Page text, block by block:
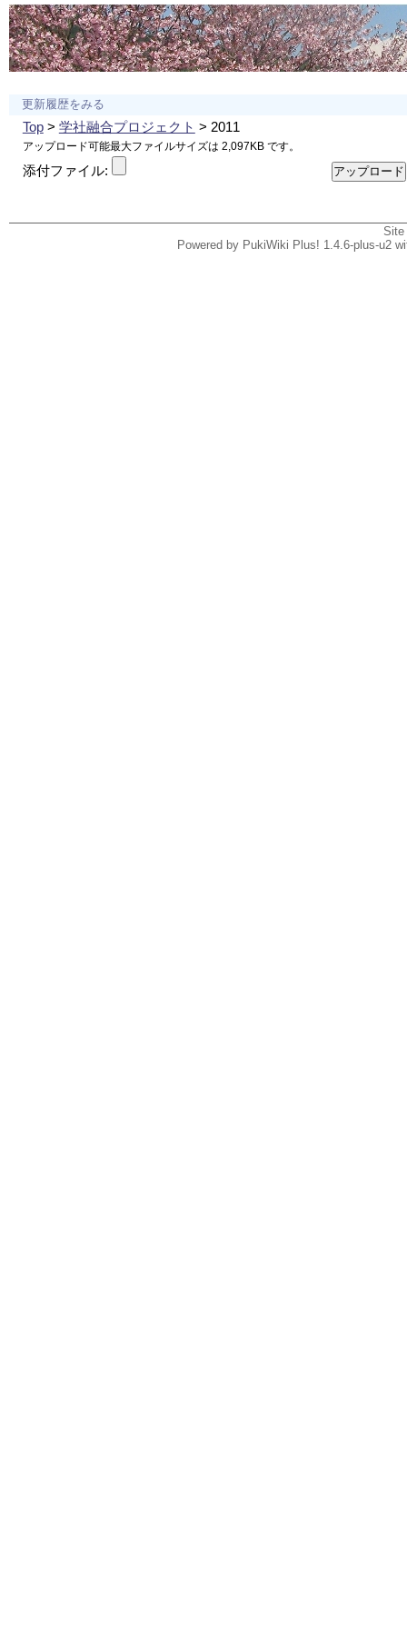
更新履歴をみる
Top> 学社融合プロジェクト > 2011
アップロード可能最大ファイルサイズは 2,097KB です。
添付ファイル:
Powered by PukiWiki Plus! 1.4.6-plus-u2